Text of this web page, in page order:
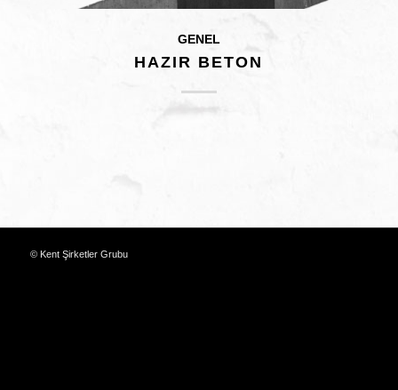
GENEL
HAZIR BETON
© Kent Şirketler Grubu